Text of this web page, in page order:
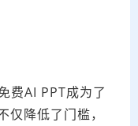
费AI PPT成为了
降低了门槛，